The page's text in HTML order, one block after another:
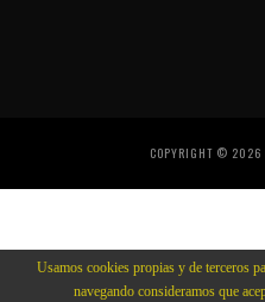
COPYRIGHT © 2026
Usamos cookies propias y de terceros
navegando consideramos que